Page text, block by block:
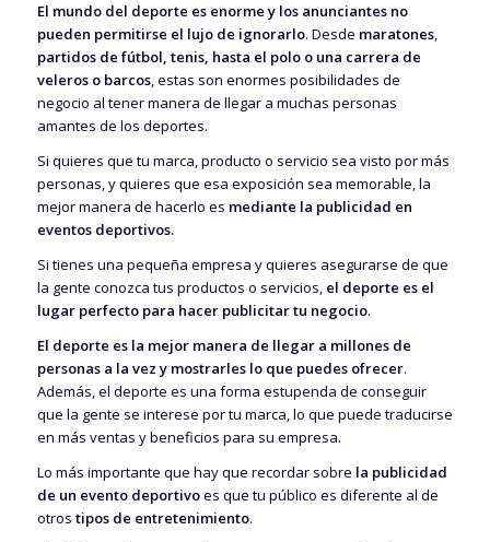
El mundo del deporte es enorme y los anunciantes no
pueden permitirse el lujo de ignorarlo. Desde maratones,
partidos de fútbol, tenis, hasta el polo o una carrera de
veleros o barcos, estas son enormes posibilidades de
negocio al tener manera de llegar a muchas personas
amantes de los deportes.
Si quieres que tu marca, producto o servicio sea visto por más
personas, y quieres que esa exposición sea memorable, la
mejor manera de hacerlo es mediante la publicidad en
eventos deportivos.
Si tienes una pequeña empresa y quieres asegurarse de que
la gente conozca tus productos o servicios, el deporte es el
lugar perfecto para hacer publicitar tu negocio.
El deporte es la mejor manera de llegar a millones de
personas a la vez y mostrarles lo que puedes ofrecer.
Además, el deporte es una forma estupenda de conseguir
que la gente se interese por tu marca, lo que puede traducirse
en más ventas y beneficios para su empresa.
Lo más importante que hay que recordar sobre la publicidad
de un evento deportivoes que tu público es diferente al de
otros tipos de entretenimiento.